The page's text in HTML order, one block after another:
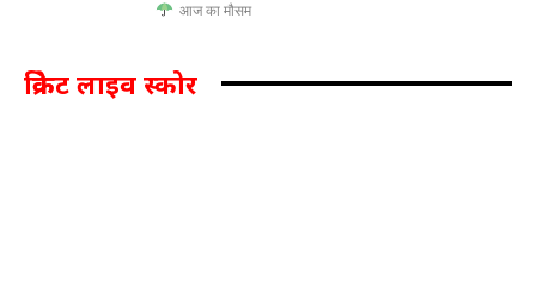
आज का मौसम
क्रिकेट लाइव स्कोर